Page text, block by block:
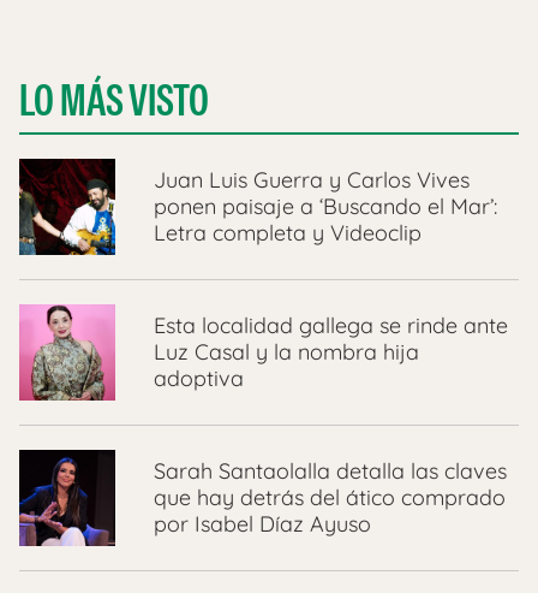
LO MÁS VISTO
Juan Luis Guerra y Carlos Vives
ponen paisaje a ‘Buscando el Mar’:
Letra completa y Videoclip
Esta localidad gallega se rinde ante
Luz Casal y la nombra hija
adoptiva
Sarah Santaolalla detalla las claves
que hay detrás del ático comprado
por Isabel Díaz Ayuso